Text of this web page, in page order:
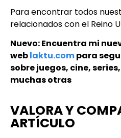
Para encontrar todos
relacionados con el Reino
Nuevo: Encuentra mi
weblaktu.compara
sobre juegos, cine,
muchas otras
VALORA Y
ARTÍCULO